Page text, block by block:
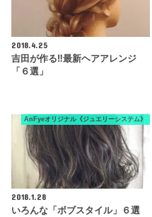
2018.4.25
吉田が作る‼︎最新ヘアアレンジ
「６選」
AnFyeオリジナル《ジュエリーシステム》
2018.1.28
いろんな「ボブスタイル」６選